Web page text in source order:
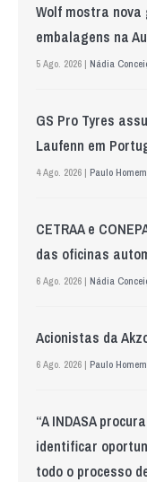
Wolf mostra
embalagens na
5 Ago. 2026 | Nádia
GS Pro Tyres
Laufenn em
4 Ago. 2026 | Paulo Homem
CETRAA e
das oficinas
6 Ago. 2026 | Nádia
Acionistas da
6 Ago. 2026 | Paulo Homem
“A INDASA
identificar
todo o processo